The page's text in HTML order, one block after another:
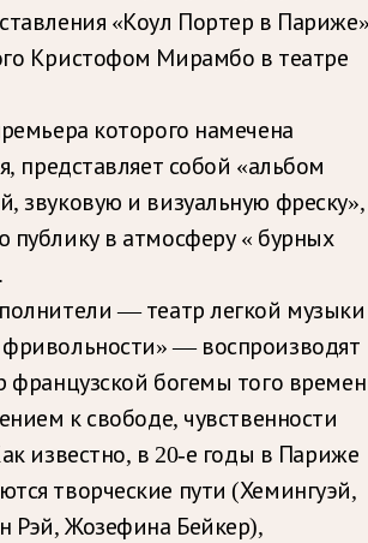
«Коул Портер в
Кристофом Мирамбо в театре
которого намечена
представляет собой «альбом
звуковую и визуальную фреску»,
публику в атмосферу « бурных
— театр легкой музыки
— воспроизводят
французской богемы того
к свободе, чувственности
известно, в 20-е годы в Париже
творческие пути (Хемингуэй,
Рэй, Жозефина Бейкер),